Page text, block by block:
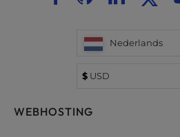
Nederlands
$USD
WEBHOSTING